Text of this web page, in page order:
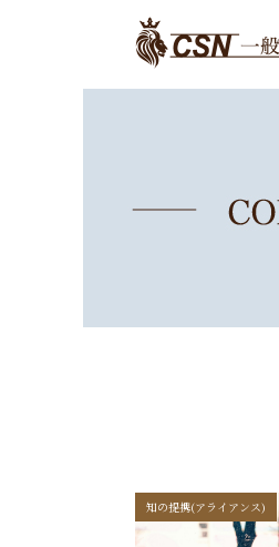
知の提携(アライアンス)